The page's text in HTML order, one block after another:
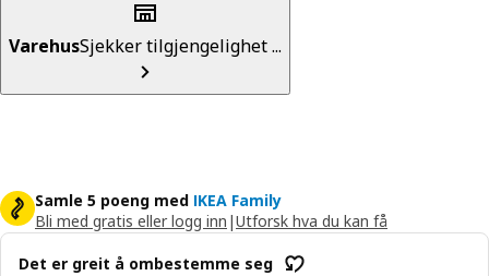
VarehusSjekker tilgjengelighet ...
Samle 5 poeng med IKEA Family
Bli med gratis eller logg inn |Utforsk hva du kan få
Det er greit å ombestemme seg